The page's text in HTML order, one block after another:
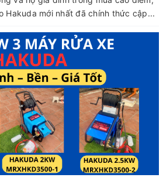
Hakuda mới nhất đã chính thức cập...